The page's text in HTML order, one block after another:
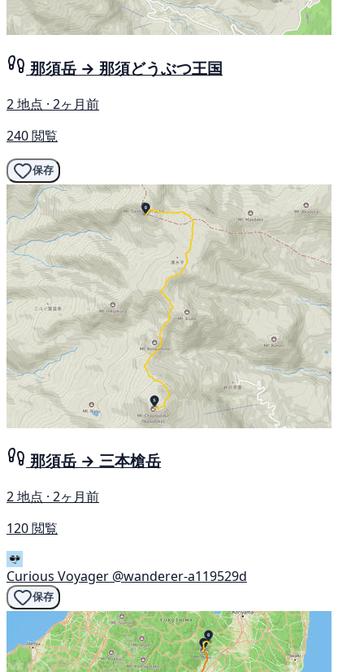
那須岳 → 那須どうぶつ王国
2 地点 · 2ヶ月前
240 閲覧
保存
那須岳 → 三本槍岳
2 地点 · 2ヶ月前
120 閲覧
Curious Voyager @wanderer-a119529d
保存